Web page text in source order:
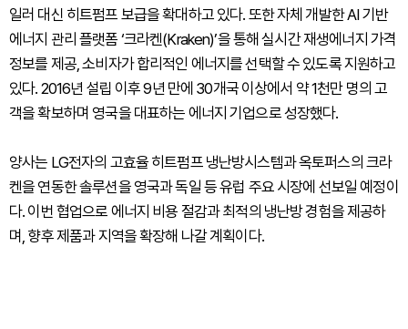
일러 대신 히트펌프 보급을 확대하고 있다. 또한 자체 개발한 AI 기반
에너지 관리 플랫폼 ‘크라켄(Kraken)’을 통해 실시간 재생에너지 가격
정보를 제공, 소비자가 합리적인 에너지를 선택할 수 있도록 지원하고
있다. 2016년 설립 이후 9년 만에 30개국 이상에서 약 1천만 명의 고
객을 확보하며 영국을 대표하는 에너지 기업으로 성장했다.
양사는 LG전자의 고효율 히트펌프 냉난방시스템과 옥토퍼스의 크라
켄을 연동한 솔루션을 영국과 독일 등 유럽 주요 시장에 선보일 예정이
다. 이번 협업으로 에너지 비용 절감과 최적의 냉난방 경험을 제공하
며, 향후 제품과 지역을 확장해 나갈 계획이다.